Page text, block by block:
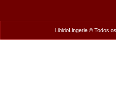
LibidoLingerie © Todos